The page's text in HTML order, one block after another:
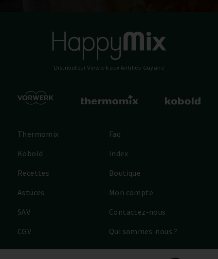
Distributeur Vorwerk aux Antilles-Guyane
Thermomix
Kobold
Recettes
Astuces
SAV
CGV
Faq
Index
Boutique
Mon compte
Contactez-nous
Qui sommes-nous ?